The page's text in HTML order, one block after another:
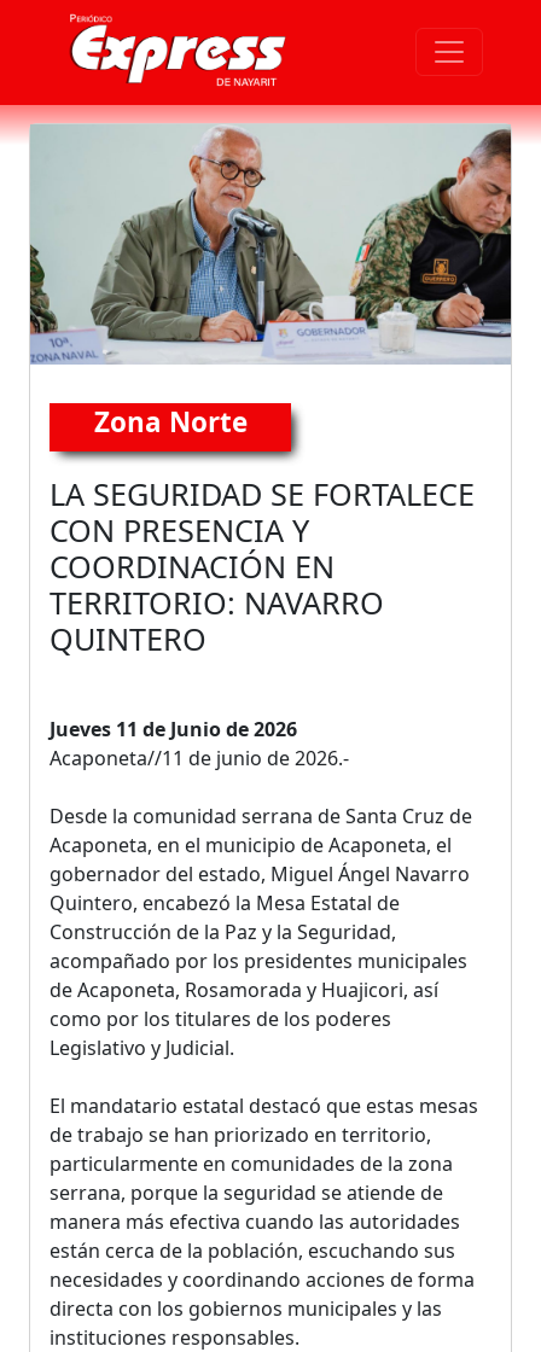
Zona Norte
LA SEGURIDAD SE FORTALECE
CON PRESENCIA Y
COORDINACIÓN EN
TERRITORIO: NAVARRO
QUINTERO
Jueves 11 de Junio de 2026
Acaponeta//11 de junio de 2026.-
Desde la comunidad serrana de Santa Cruz de
Acaponeta, en el municipio de Acaponeta, el
gobernador del estado, Miguel Ángel Navarro
Quintero, encabezó la Mesa Estatal de
Construcción de la Paz y la Seguridad,
acompañado por los presidentes municipales
de Acaponeta, Rosamorada y Huajicori, así
como por los titulares de los poderes
Legislativo y Judicial.
El mandatario estatal destacó que estas mesas
de trabajo se han priorizado en territorio,
particularmente en comunidades de la zona
serrana, porque la seguridad se atiende de
manera más efectiva cuando las autoridades
están cerca de la población, escuchando sus
necesidades y coordinando acciones de forma
directa con los gobiernos municipales y las
instituciones responsables.